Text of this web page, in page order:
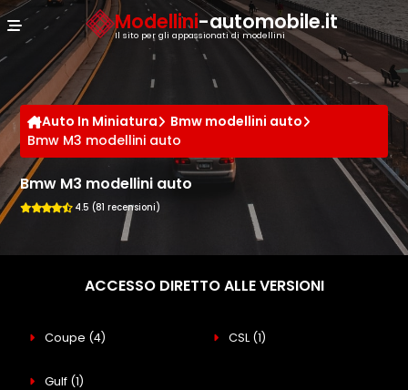
Modellini-automobile.it
Il sito per gli appassionati di modellini
Auto In Miniatura
Bmw modellini auto
Bmw M3 modellini auto
Bmw M3 modellini auto
4.5 (81 recensioni)
ACCESSO DIRETTO ALLE VERSIONI
Coupe (4) CSL(1)
Gulf (1)
Cookies management panel